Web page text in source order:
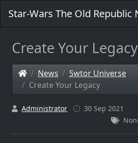
Star-Wars The Old Republic
Create Your Legacy
News
Swtor Universe
Create Your Legacy
Administrator
30 Sep 2021